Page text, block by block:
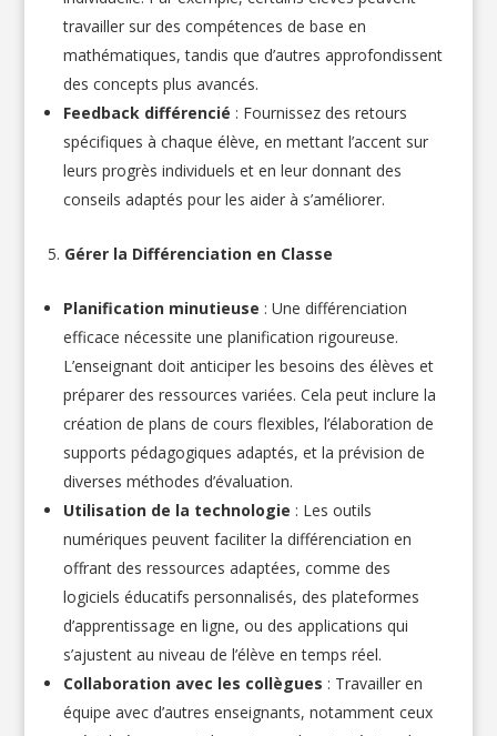
travailler sur des compétences de base en
mathématiques, tandis que d’autres approfondissent
des concepts plus avancés.
Feedback différencié : Fournissez des retours
spécifiques à chaque élève, en mettant l’accent sur
leurs progrès individuels et en leur donnant des
conseils adaptés pour les aider à s’améliorer.
Gérer la Différenciation en Classe
Planification minutieuse : Une différenciation
efficace nécessite une planification rigoureuse.
L’enseignant doit anticiper les besoins des élèves et
préparer des ressources variées. Cela peut inclure la
création de plans de cours flexibles, l’élaboration de
supports pédagogiques adaptés, et la prévision de
diverses méthodes d’évaluation.
Utilisation de la technologie : Les outils
numériques peuvent faciliter la différenciation en
offrant des ressources adaptées, comme des
logiciels éducatifs personnalisés, des plateformes
d’apprentissage en ligne, ou des applications qui
s’ajustent au niveau de l’élève en temps réel.
Collaboration avec les collègues : Travailler en
équipe avec d’autres enseignants, notamment ceux